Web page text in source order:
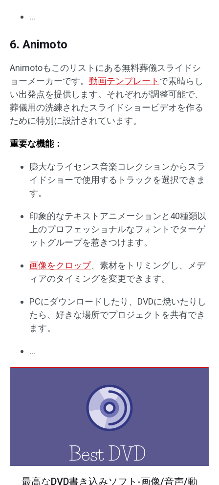
…
6. Animoto
Animotoもこのリストにある無料葬儀スライドシ
ョーメーカーです。 動画テンプレート で素晴らし
い出発点を提供します。それぞれが調整可能で、
葬儀用の洗練されたスライドショービデオを作る
ために特別に設計されています。
重要な機能：
膨大なライセンス音楽コレクションからスラ
イドショーで使用するトラックを選択できま
す。
印象的なテキストアニメーションと40種類以
上のプロフェッショナルなフォントでターゲ
ットグループを惹きつけます。
画像をクロップ、素材をトリミングし、メデ
ィアのタイミングを変更できます。
PCにダウンロードしたり、DVDに焼いたりし
たら、好きな場所でプロジェクトを共有でき
ます。
…
最高なDVD書き込みソフト-画像/音声/動